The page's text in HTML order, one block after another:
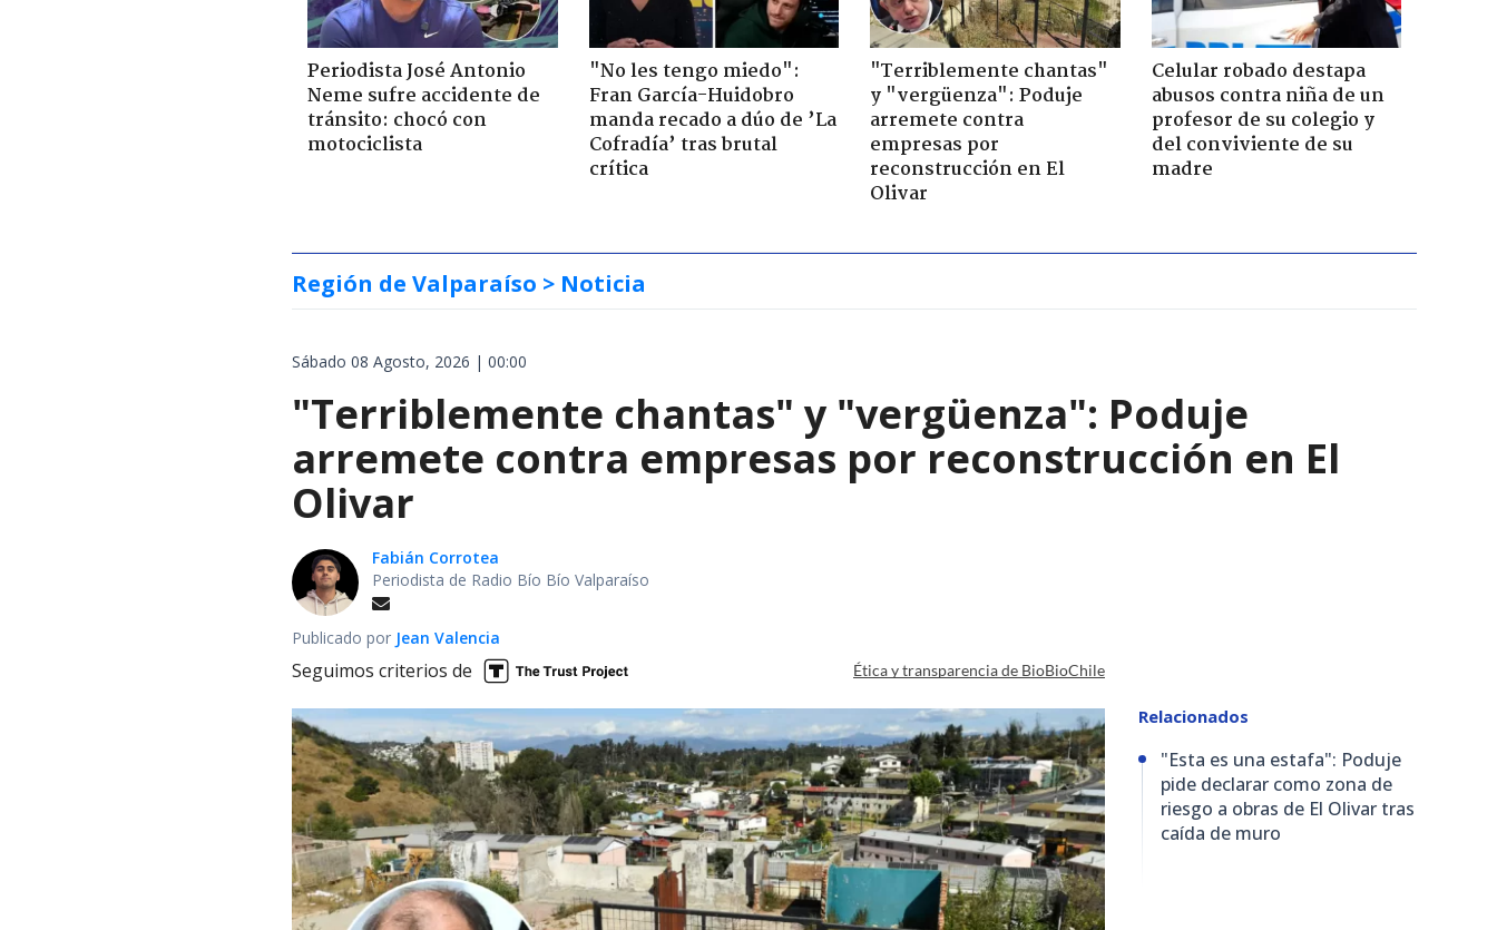
Periodista José Antonio
Neme sufre accidente de
tránsito: chocó con
motociclista
"No les tengo miedo":
Fran García-Huidobro
manda recado a dúo de ’La
Cofradía’ tras brutal
crítica
"Terriblemente chantas"
y "vergüenza": Poduje
arremete contra
empresas por
reconstrucción en El
Olivar
Celular robado destapa
abusos contra niña de un
profesor de su colegio y
del conviviente de su
madre
Región de Valparaíso > Noticia
Sábado 08 Agosto, 2026 | 00:00
"Terriblemente chantas" y "vergüenza": Poduje
arremete contra empresas por reconstrucción en El
Olivar
Fabián Corrotea
Periodista de Radio Bío Bío Valparaíso
Publicado por Jean Valencia
Seguimos criterios de Ética y transparencia de BioBioChile
Relacionados
"Esta es una estafa": Poduje
pide declarar como zona de
riesgo a obras de El Olivar tras
caída de muro